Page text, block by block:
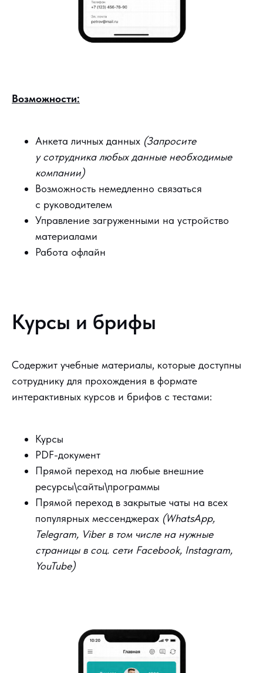
Возможности:
Анкета личных данных (Запросите
у сотрудника любых данные необходимые
компании)
Возможность немедленно связаться
с руководителем
Управление загруженными на устройство
материалами
Работа офлайн
Курсы и брифы
Содержит учебные материалы, которые доступны
сотруднику для прохождения в формате
интерактивных курсов и брифов с тестами:
Курсы
PDF-документ
Прямой переход на любые внешние
ресурсы\сайты\программы
Прямой переход в закрытые чаты на всех
популярных мессенджерах (WhatsApp,
Telegram, Viber в том числе на нужные
страницы в соц. сети Facebook, Instagram,
YouTube)